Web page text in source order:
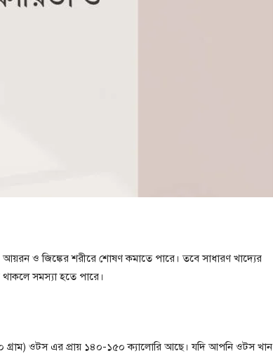
ও জিঙ্কের শরীরে শোষণ কমাতে পারে। তবে সাধারণ খাদ্যের
সমস্যা হতে পারে।
গ্রাম) ওটস এর প্রায় ১৪০-১৫০ ক্যালোরি আছে। যদি আপনি ওটস খান